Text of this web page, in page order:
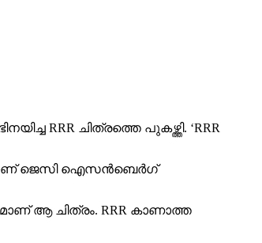
ചിത്രത്തെ പുകഴ്ത്തി. ‘RRR
ജെസി ഐസന്‍ബെര്‍ഗ്
ആ ചിത്രം. RRR കാണാത്ത